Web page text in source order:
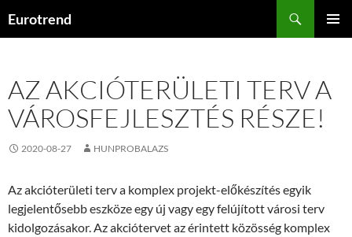
Eurotrend
AZ AKCIÓTERÜLETI TERV A
VÁROSFEJLESZTÉS RÉSZE!
2020-08-27 HUNPROBALAZS
Az akcióterületi terv a komplex projekt-előkészítés egyik
legjelentősebb eszköze egy új vagy egy felújított városi terv
kidolgozásakor. Az akciótervet az érintett közösség komplex